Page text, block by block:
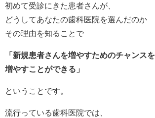
初めて受診にきた患者さんが、
どうしてあなたの歯科医院を選んだのか
その理由を知ることで
「新規患者さんを増やすためのチャンスを
増やすことができる」
ということです。
流行っている歯科医院では、